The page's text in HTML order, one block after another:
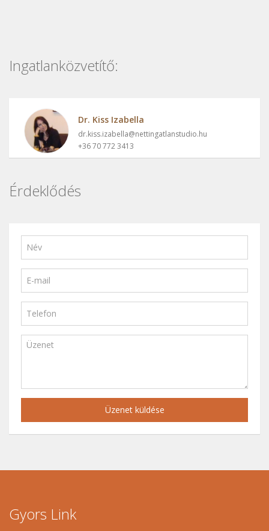
Ingatlanközvetítő:
Dr. Kiss Izabella
dr.kiss.izabella@nettingatlanstudio.hu
+36 70 772 3413
Érdeklődés
Üzenet küldése
Gyors Link